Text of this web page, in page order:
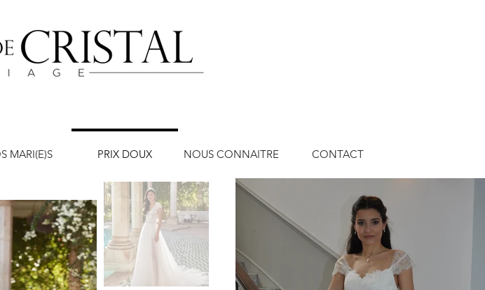
MARI(E)S PRIX DOUX NOUS CONNAITRE CONTACT